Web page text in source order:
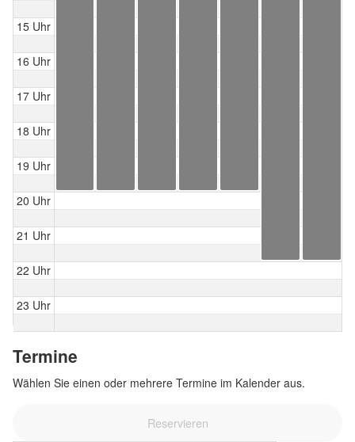
15 Uhr
16 Uhr
17 Uhr
18 Uhr
19 Uhr
20 Uhr
21 Uhr
22 Uhr
23 Uhr
Termine
Wählen Sie einen oder mehrere Termine im Kalender aus.
Reservieren